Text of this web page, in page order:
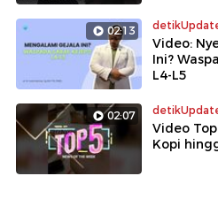
02:13
Video:
Ini?
L4-L5
02:07
Video
Kopi